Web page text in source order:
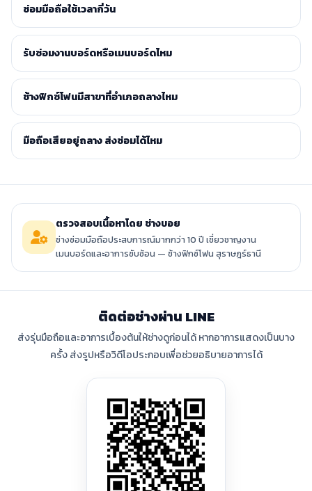
ซ่อมมือถือใช้เวลากี่วัน
รับซ่อมงานบอร์ดหรือเมนบอร์ดไหม
ช้างฟิกซ์โฟนมีสาขาที่อำเภอถลางไหม
มือถือเสียอยู่ถลาง ส่งซ่อมได้ไหม
ตรวจสอบเนื้อหาโดย ช่างบอย
ช่างซ่อมมือถือประสบการณ์มากกว่า 10 ปี เชี่ยวชาญงาน
เมนบอร์ดและอาการซับซ้อน — ช้างฟิกซ์โฟน สุราษฎร์ธานี
ติดต่อช่างผ่าน LINE
ส่งรุ่นมือถือและอาการเบื้องต้นให้ช่างดูก่อนได้ หากอาการแสดงเป็นบาง
ครั้ง ส่งรูปหรือวิดีโอประกอบเพื่อช่วยอธิบายอาการได้